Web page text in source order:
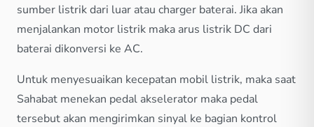
sumber listrik dari luar atau charger baterai. Jika akan
menjalankan motor listrik maka arus listrik DC dari
baterai dikonversi ke AC.
Untuk menyesuaikan kecepatan mobil listrik, maka saat
Sahabat menekan pedal akselerator maka pedal
tersebut akan mengirimkan sinyal ke bagian kontrol